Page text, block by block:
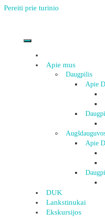
Pereiti prie turinio
Apie mus
Daugpilis
Apie
Apie
DUK
Lankstinukai
Ekskursijos